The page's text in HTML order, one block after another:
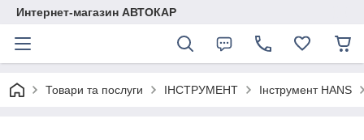
Интернет-магазин АВТОКАР
Товари та послуги ІНСТРУМЕНТ Інструмент HANS